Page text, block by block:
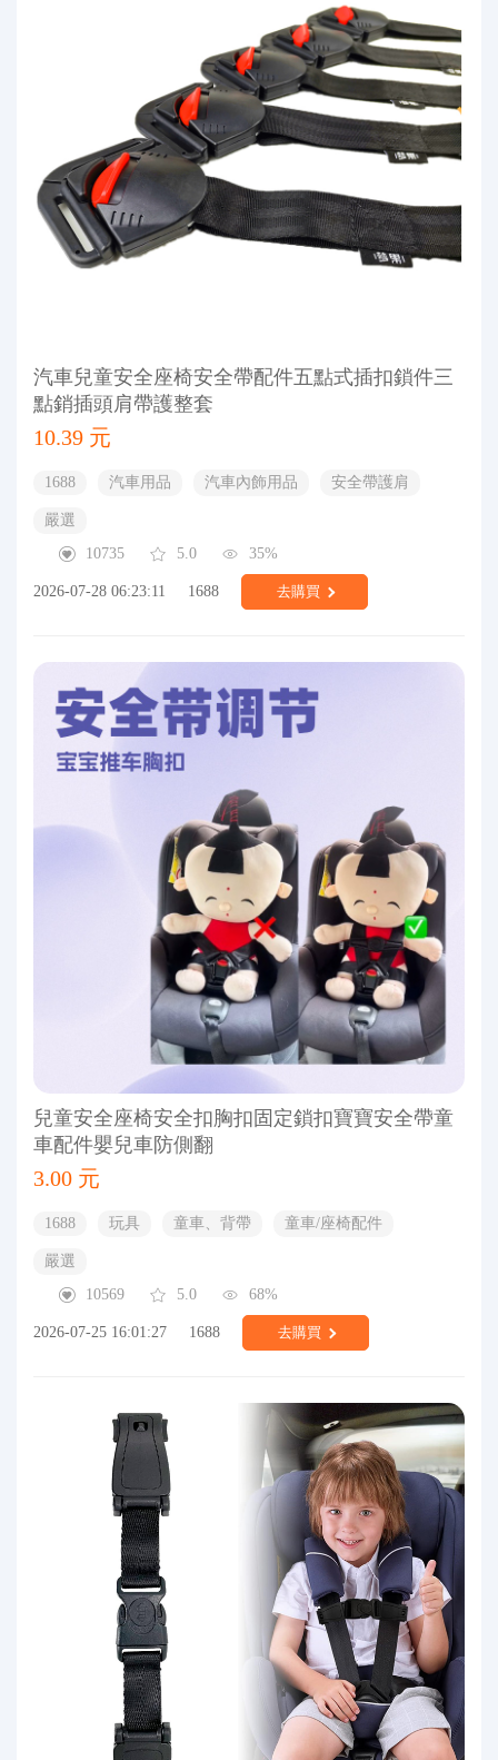
汽車兒童安全座椅安全帶配件五點式插扣鎖件三
點銷插頭肩帶護整套
10.39 元
1688 汽車用品 汽車內飾用品 安全帶護肩
嚴選
10735
5.0 35%
2026-07-28 06:23:11 1688 去購買
兒童安全座椅安全扣胸扣固定鎖扣寶寶安全帶童
車配件嬰兒車防側翻
3.00 元
1688 玩具 童車、背帶 童車/座椅配件
嚴選
10569
5.0 68%
2026-07-25 16:01:27 1688 去購買